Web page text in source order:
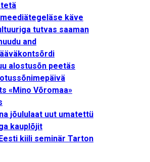
käve
tutvas saaman
and
alostusõn peetäs
«Mino Võromaa»
jõululaat uut umatettü
kauplõjit
kiili seminär Tarton